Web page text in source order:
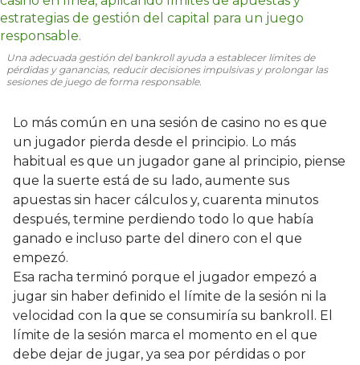
Una adecuada gestión del bankroll ayuda a establecer límites de
pérdidas y ganancias, reducir decisiones impulsivas y prolongar las
sesiones de juego de forma responsable.
Lo más común en una sesión de casino no es que
un jugador pierda desde el principio. Lo más
habitual es que un jugador gane al principio, piense
que la suerte está de su lado, aumente sus
apuestas sin hacer cálculos y, cuarenta minutos
después, termine perdiendo todo lo que había
ganado e incluso parte del dinero con el que
empezó.
Esa racha terminó porque el jugador empezó a
jugar sin haber definido el límite de la sesión ni la
velocidad con la que se consumiría su bankroll. El
límite de la sesión marca el momento en el que
debe dejar de jugar, ya sea por pérdidas o por